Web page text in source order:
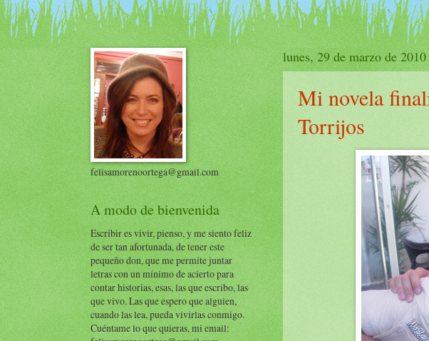
lunes, 29 de marzo de 2010
Mi novela
Torrijos
felisamorenoortega@gmail.com
A modo de bienvenida
Escribir es vivir, pienso, y me siento feliz
de ser tan afortunada, de tener este
pequeño don, que me permite juntar
letras con un mínimo de acierto para
contar historias, esas, las que escribo, las
que vivo. Las que espero que alguien,
cuando las lea, pueda vivirlas conmigo.
Cuéntame lo que quieras, mi email: